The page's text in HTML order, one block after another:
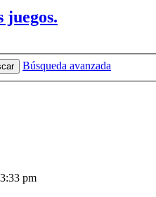
juegos.
Búsqueda avanzada
pm